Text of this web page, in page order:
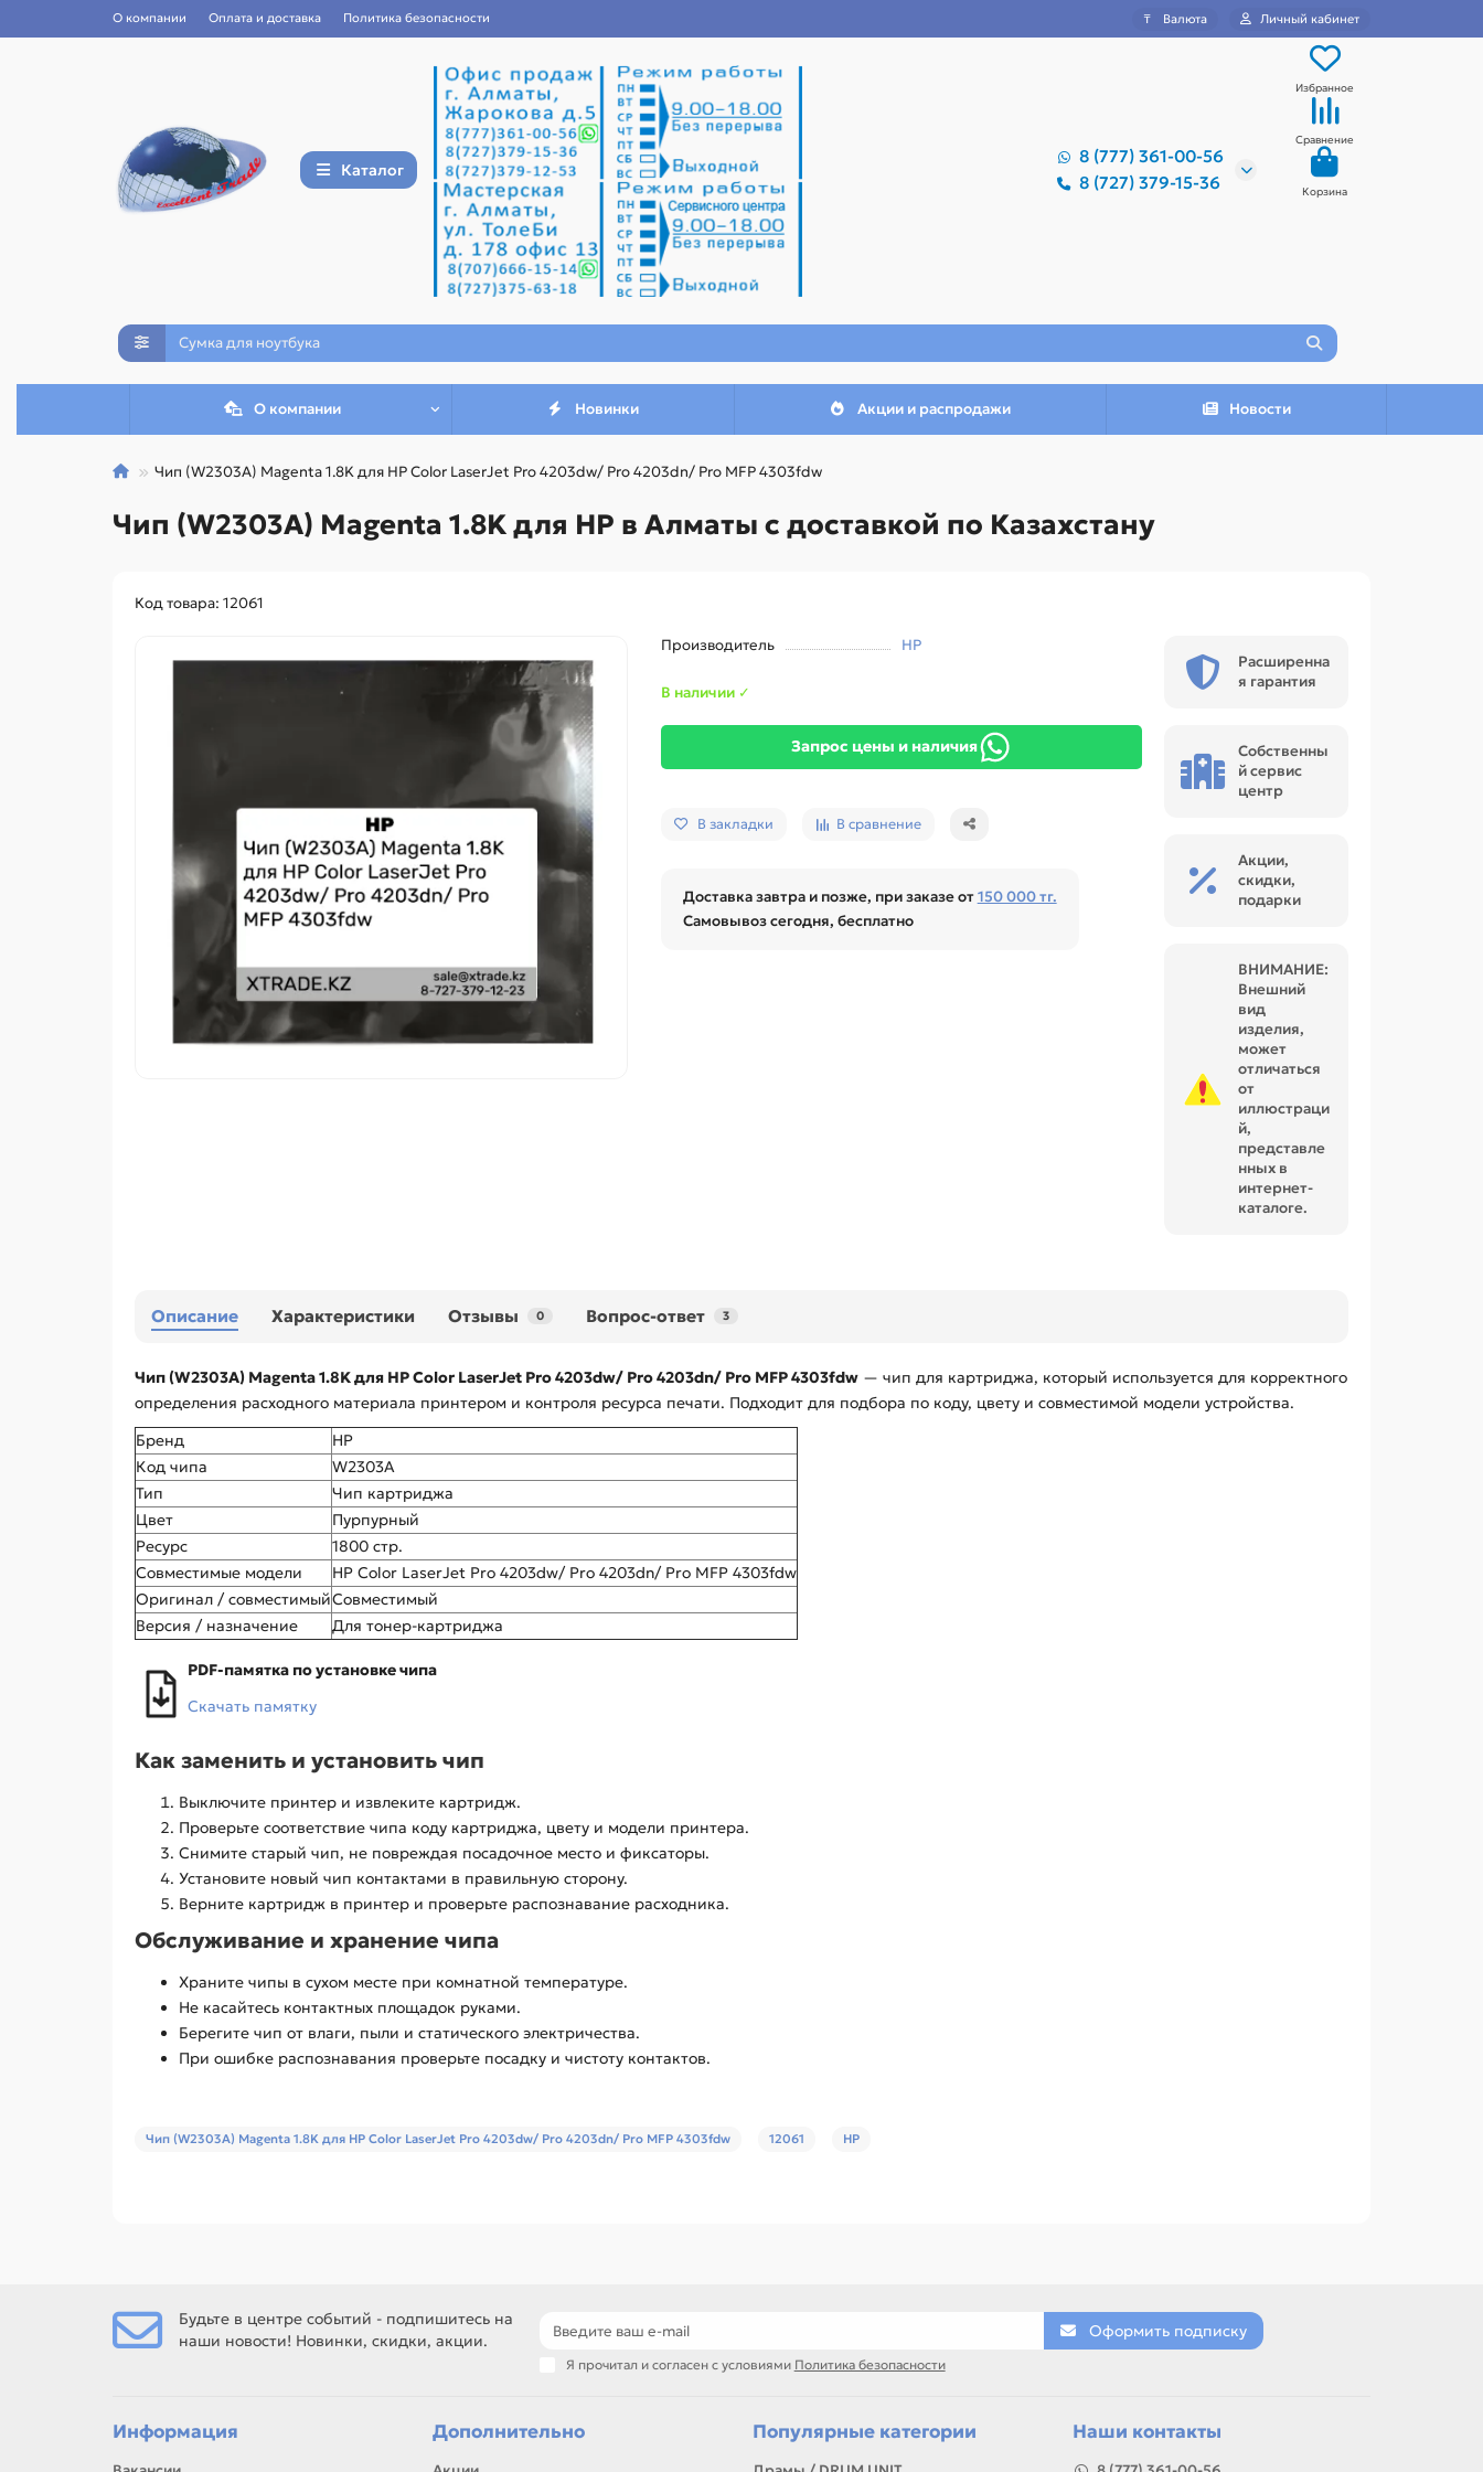
О компании Оплата и доставка Политика безопасности ₸ Валюта Личный кабинет
Каталог
8 (777) 361-00-56
8 (727) 379-15-36
Избранное
Сравнение
Корзина
О компании Новинки Акции и распродажи Новости
Чип (W2303A) Magenta 1.8K для HP Color LaserJet Pro 4203dw/ Pro 4203dn/ Pro MFP 4303fdw
Чип (W2303A) Magenta 1.8K для HP в Алматы с доставкой по Казахстану
Код товара: 12061
Производитель HP
В наличии ✓
Запрос цены и наличия
В закладки В сравнение
Доставка завтра и позже, при заказе от150 000 тг.
Самовывоз сегодня, бесплатно
Расширенна
я гарантия
Собственны
й сервис
центр
Акции,
скидки,
подарки
ВНИМАНИЕ:
Внешний
вид
изделия,
может
отличаться
от
иллюстраци
й,
представле
нных в
интернет-
каталоге.
Описание Характеристики Отзывы 0 Вопрос-ответ 3
Чип (W2303A) Magenta 1.8K для HP Color LaserJet Pro 4203dw/ Pro 4203dn/ Pro MFP 4303fdw — чип для картриджа, который используется для корректного
определения расходного материала принтером и контроля ресурса печати. Подходит для подбора по коду, цвету и совместимой модели устройства.
Бренд
HP
Код чипа
W2303A
Тип
Чип картриджа
Цвет
Пурпурный
Ресурс
1800 стр.
Совместимые модели
HP Color LaserJet Pro 4203dw/ Pro 4203dn/ Pro MFP 4303fdw
Оригинал / совместимыйСовместимый
Версия / назначение
Для тонер-картриджа
PDF-памятка по установке чипа
Скачать памятку
Как заменить и установить чип
Выключите принтер и извлеките картридж.
Проверьте соответствие чипа коду картриджа, цвету и модели принтера.
Снимите старый чип, не повреждая посадочное место и фиксаторы.
Установите новый чип контактами в правильную сторону.
Верните картридж в принтер и проверьте распознавание расходника.
Обслуживание и хранение чипа
Храните чипы в сухом месте при комнатной температуре.
Не касайтесь контактных площадок руками.
Берегите чип от влаги, пыли и статического электричества.
При ошибке распознавания проверьте посадку и чистоту контактов.
Чип (W2303A) Magenta 1.8K для HP Color LaserJet Pro 4203dw/ Pro 4203dn/ Pro MFP 4303fdw 12061 HP
Будьте в центре событий - подпишитесь на
наши новости! Новинки, скидки, акции.
Оформить подписку
Я прочитал и согласен с условиями Политика безопасности
Информация Дополнительно Популярные категории Наши контакты